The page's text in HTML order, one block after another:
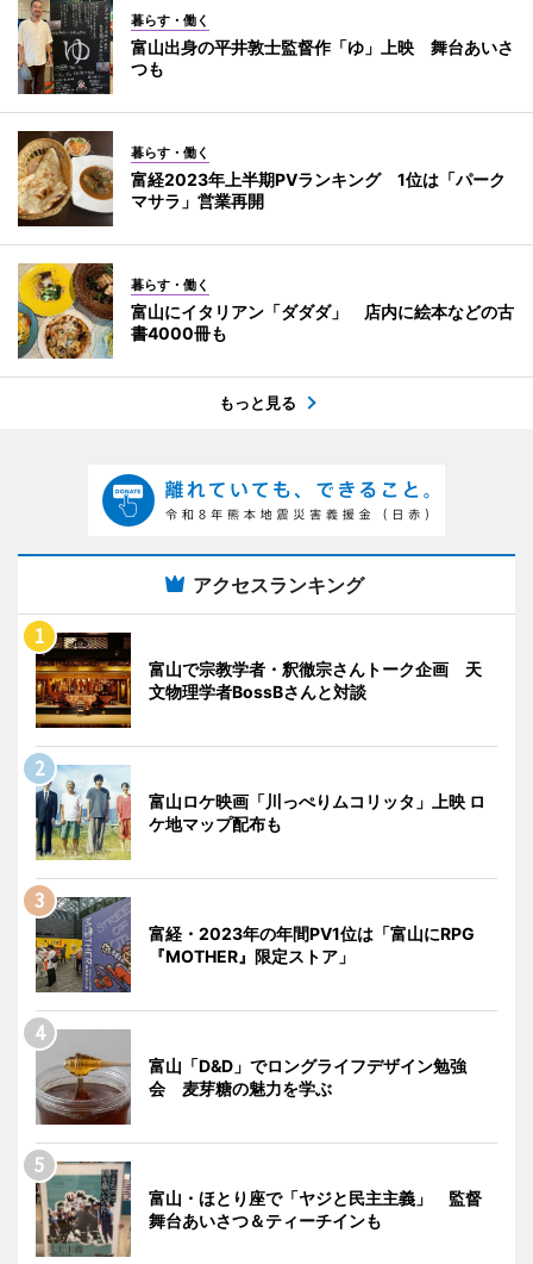
暮らす・働く
富山出身の平井敦士監督作「ゆ」上映 舞台あいさ
つも
暮らす・働く
富経2023年上半期PVランキング 1位は「パーク
マサラ」営業再開
暮らす・働く
富山にイタリアン「ダダダ」 店内に絵本などの古
書4000冊も
もっと見る
アクセスランキング
富山で宗教学者・釈徹宗さんトーク企画 天
文物理学者BossBさんと対談
富山ロケ映画「川っぺりムコリッタ」上映 ロ
ケ地マップ配布も
富経・2023年の年間PV1位は「富山にRPG
『MOTHER』限定ストア」
富山「D&D」でロングライフデザイン勉強
会 麦芽糖の魅力を学ぶ
富山・ほとり座で「ヤジと民主主義」 監督
舞台あいさつ＆ティーチインも